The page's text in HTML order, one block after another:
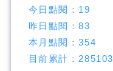
今日點閱： 19
昨日點閱：83
本月點閱：354
目前累計： 285103